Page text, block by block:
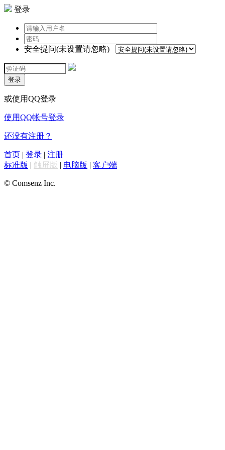
登录
安全提问(未设置请忽略)
登录
或使用QQ登录
使用QQ帐号登录
还没有注册？
首页 | 登录 | 注册
标准版 | 触屏版 | 电脑版 | 客户端
© Comsenz Inc.